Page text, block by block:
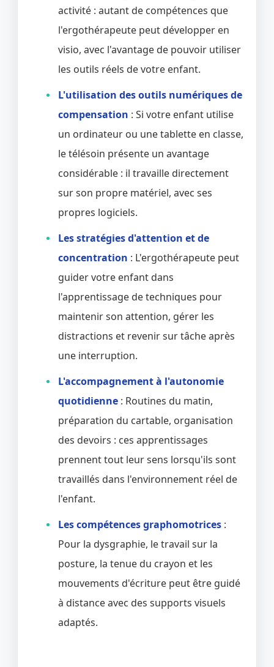
activité : autant de compétences que
l'ergothérapeute peut développer en
visio, avec l'avantage de pouvoir utiliser
les outils réels de votre enfant.
L'utilisation des outils numériques de
compensation : Si votre enfant utilise
un ordinateur ou une tablette en classe,
le télésoin présente un avantage
considérable : il travaille directement
sur son propre matériel, avec ses
propres logiciels.
Les stratégies d'attention et de
concentration : L'ergothérapeute peut
guider votre enfant dans
l'apprentissage de techniques pour
maintenir son attention, gérer les
distractions et revenir sur tâche après
une interruption.
L'accompagnement à l'autonomie
quotidienne : Routines du matin,
préparation du cartable, organisation
des devoirs : ces apprentissages
prennent tout leur sens lorsqu'ils sont
travaillés dans l'environnement réel de
l'enfant.
Les compétences graphomotrices :
Pour la dysgraphie, le travail sur la
posture, la tenue du crayon et les
mouvements d'écriture peut être guidé
à distance avec des supports visuels
adaptés.